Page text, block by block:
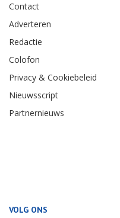
Contact
Adverteren
Redactie
Colofon
Privacy & Cookiebeleid
Nieuwsscript
Partnernieuws
VOLG ONS